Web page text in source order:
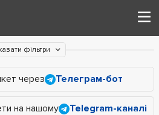
фільтри
через Телеграм-бот
на нашому Telegram-каналі